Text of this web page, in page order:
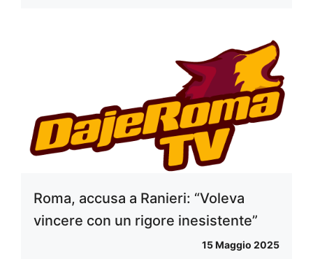
Roma, accusa a Ranieri: “Voleva
vincere con un rigore inesistente”
15 Maggio 2025